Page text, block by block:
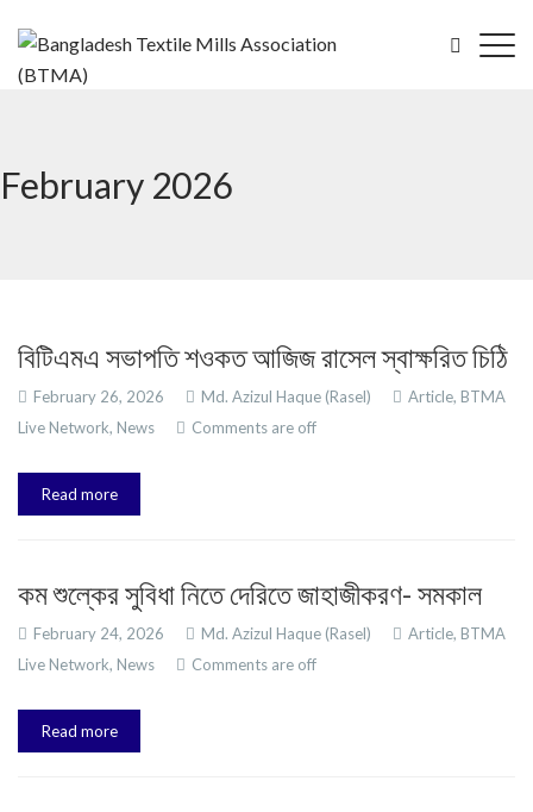
February 2026
বিটিএমএ সভাপতি শওকত আজিজ রাসেল স্বাক্ষরিত চিঠি
February 26, 2026 Md. Azizul Haque (Rasel) Article, BTMA
Live Network, News Comments are off
Read more
কম শুল্কের সুবিধা নিতে দেরিতে জাহাজীকরণ- সমকাল
February 24, 2026 Md. Azizul Haque (Rasel) Article, BTMA
Live Network, News Comments are off
Read more